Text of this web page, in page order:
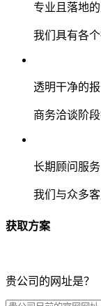
专业且落地
我们具有各
透明干净的
商务洽谈阶
长期顾问服务
我们与众多
获取方案
贵公司的网址是？